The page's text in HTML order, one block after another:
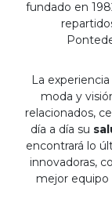
fundado en
La
moda y
relacionados,
día a día su
encontrará lo
innovadoras,
mejor equipo